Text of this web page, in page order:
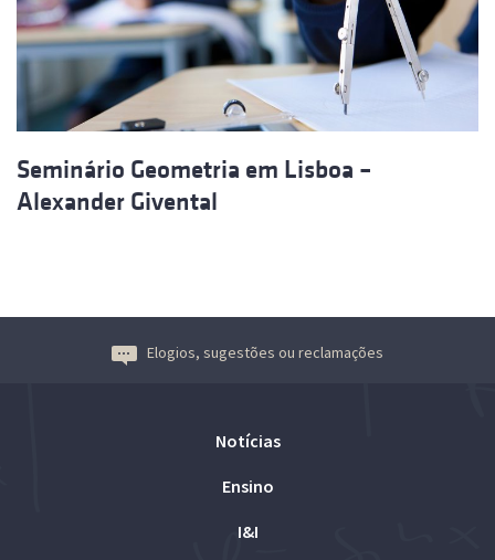
Seminário Geometria em Lisboa –
Alexander Givental
Elogios, sugestões ou reclamações
Notícias
Ensino
I&I